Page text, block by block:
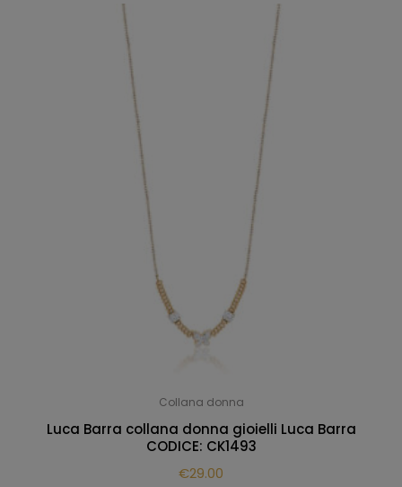
Collana donna
Luca Barra collana donna gioielli Luca Barra
CODICE: CK1493
€29.00